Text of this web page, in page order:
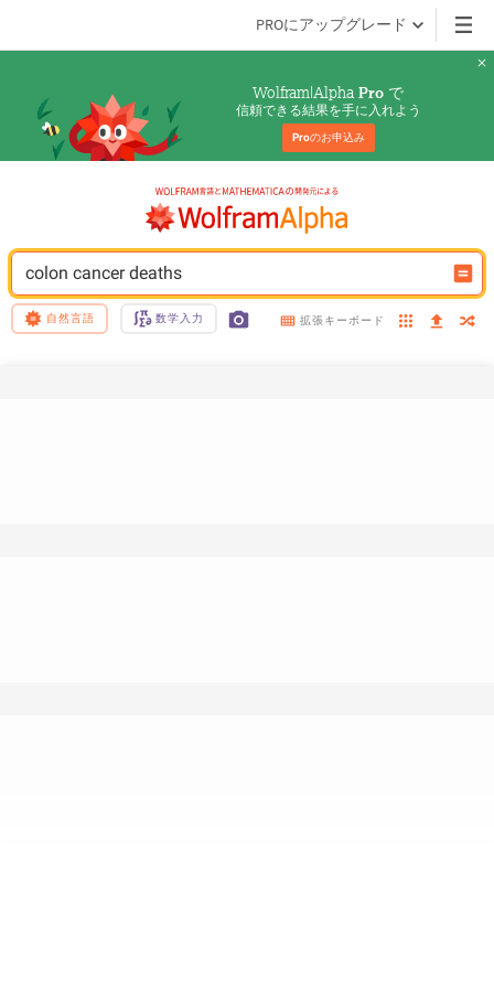
PROにアップグレード
Wolfram|Alpha Pro で
信頼できる結果を手に入れよう
Proのお申込み
colon cancer deaths
自然言語 数学入力 拡張キーボード